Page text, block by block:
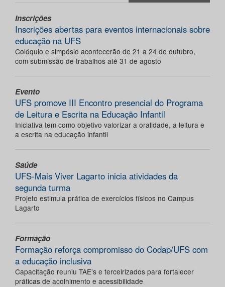
Inscrições
Inscrições abertas para eventos internacionais sobre
educação na UFS
Colóquio e simpósio acontecerão de 21 a 24 de outubro,
com submissão de trabalhos até 31 de agosto
Evento
UFS promove III Encontro presencial do Programa
de Leitura e Escrita na Educação Infantil
Iniciativa tem como objetivo valorizar a oralidade, a leitura e
a escrita na educação infantil
Saúde
UFS-Mais Viver Lagarto inicia atividades da
segunda turma
Projeto estimula prática de exercícios físicos no Campus
Lagarto
Formação
Formação reforça compromisso do Codap/UFS com
a educação inclusiva
Capacitação reuniu TAE’s e terceirizados para fortalecer
práticas de acolhimento e acessibilidade